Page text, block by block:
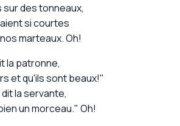
sur des tonneaux,
si courtes
marteaux. Oh!
la patronne,
et qu'ils sont beaux!"
la servante,
un morceau." Oh!